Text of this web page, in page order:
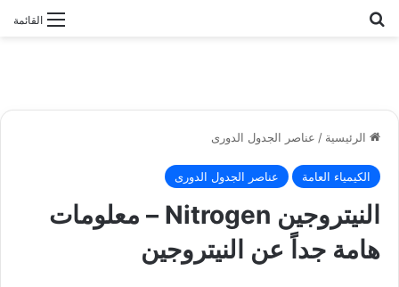
القائمة
الرئيسية / عناصر الجدول الدورى
الكيمياء العامة عناصر الجدول الدورى
النيتروجين Nitrogen – معلومات
هامة جداً عن النيتروجين